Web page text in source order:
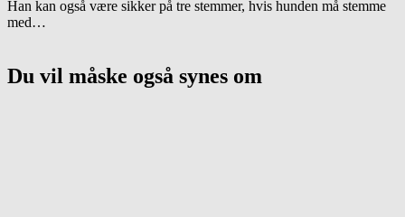
Han kan også være sikker på tre stemmer, hvis hunden må stemme
med…
Du vil måske også synes om